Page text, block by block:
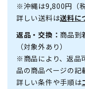
※沖縄は9,800円（
詳しい送料は送料に
返品・交換： 商品到
（対象外あり）
※商品により、返品
品の商品ページの記
詳しい条件や手順は